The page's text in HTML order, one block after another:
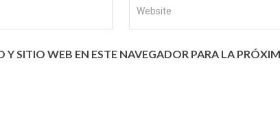
SITIO WEB EN ESTE NAVEGADOR PARA LA